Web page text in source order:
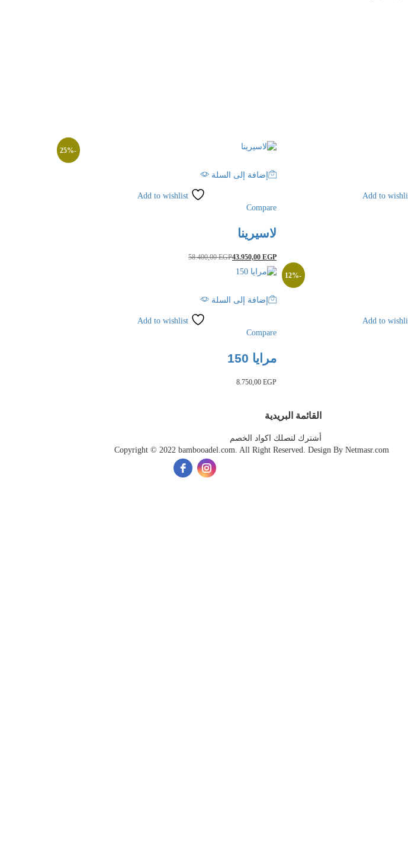
-
25%
إضافة إلى السلة
Add to wishlist
Compare
لاسيرينا
43.950,00 EGP
58.400,00EGP
Add to
إضافة إلى السلة
Add to wishlist
Compare
مرايا 150
8.750,00 EGP
-
12%
Add to
القائمة البريدية
أشترك لتصلك اكواد الخصم
Copyright © 2022 bambooadel.com. All Right Reserved. Design By Netmasr.com